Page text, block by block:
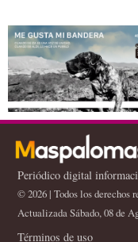
Periódico digital
© 2026 | Todos los derechos
Actualizada Sábado, 08 de
Términos de uso